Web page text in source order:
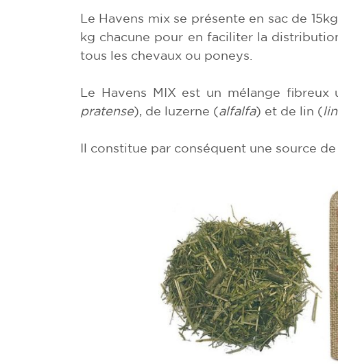
Le Havens mix se présente en sac de
kg chacune pour en faciliter la
tous les chevaux ou poneys.
Le Havens MIX est un mélange
pratense), de luzerne (alfalfa) et de lin (
Il constitue par conséquent une source